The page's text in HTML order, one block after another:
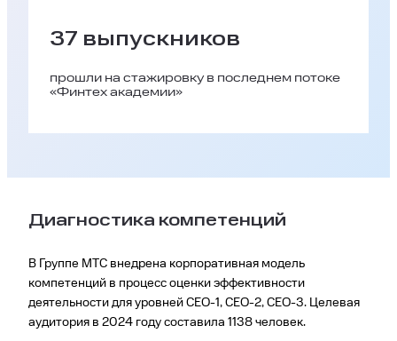
37 выпускников
прошли на стажировку в последнем потоке
«Финтех академии»
Диагностика компетенций
В Группе МТС внедрена корпоративная модель
компетенций в процесс оценки эффективности
деятельности для уровней CEO-1, CEO-2, CEO-3. Целевая
аудитория в 2024 году составила 1138 человек.